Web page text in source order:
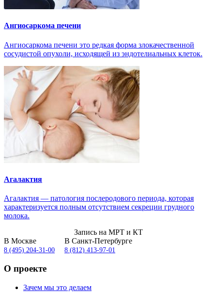
Ангиосаркома печени
Ангиосаркома печени это редкая форма злокачественной
сосудистой опухоли, исходящей из эндотелиальных клеток.
Агалактия
Агалактия — патология послеродового периода, которая
характеризуется полным отсутствием секреции грудного
молока.
Запись на МРТ и КТ
В Москве
8 (495) 204-31-00
В Санкт-Петербурге
8 (812) 413-97-01
О проекте
Зачем мы это делаем